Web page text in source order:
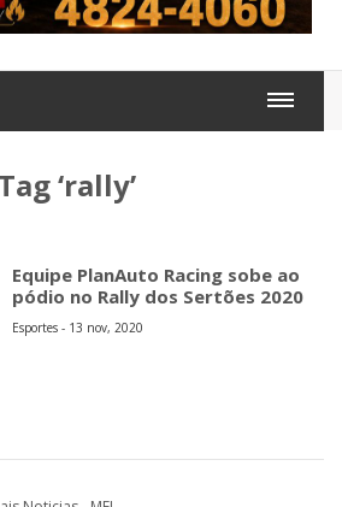
‘rally’
Equipe PlanAuto Racing sobe ao
pódio no Rally dos Sertões 2020
Esportes - 13 nov, 2020